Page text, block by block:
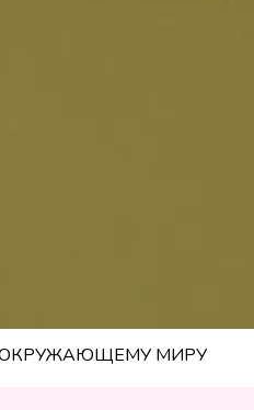
ОКРУЖАЮЩЕМУ МИРУ